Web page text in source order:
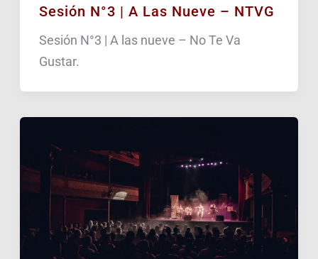
Sesión N°3 | A Las Nueve – NTVG
Sesión N°3 | A las nueve – No Te Va
Gustar.